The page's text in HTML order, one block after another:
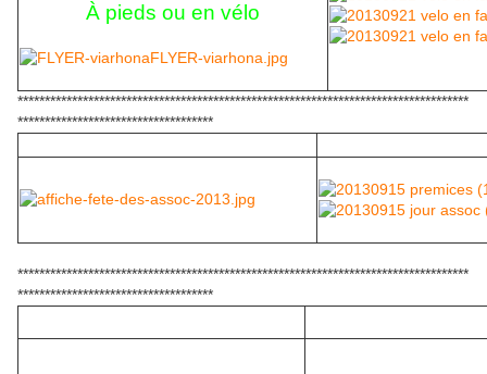
À pieds ou en vélo
***********************************************************************************
************************************
***********************************************************************************
************************************